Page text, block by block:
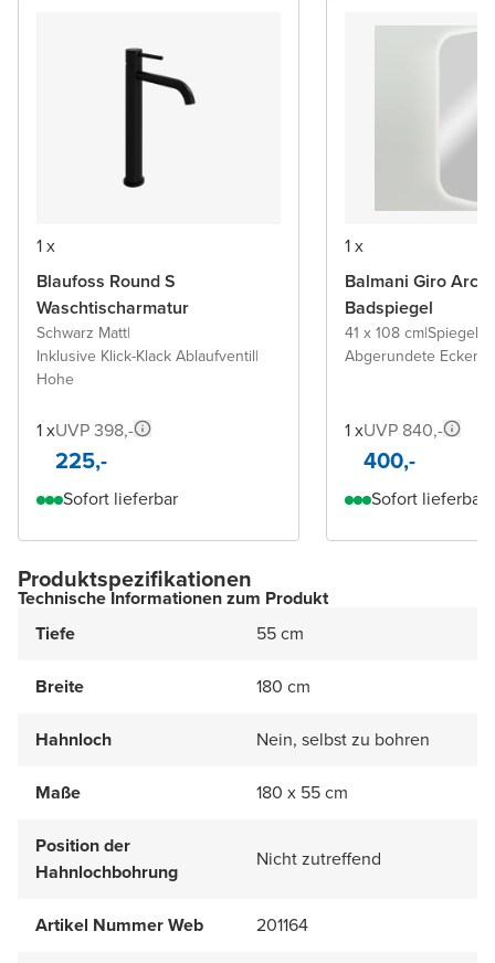
1 x
Blaufoss Round S
Waschtischarmatur
Schwarz Matt|
Inklusive Klick-Klack Ablaufventil|
Hohe
1 xUVP 398,-
225,-
Sofort lieferbar
1 x
Balmani Giro
Badspiegel
41 x 108 cm|Spiegel
Abgerundete Ecken
1 xUVP 840,-
400,-
Sofort lieferbar
Produktspezifikationen
Technische Informationen zum Produkt
Tiefe
55 cm
Breite 180 cm
Hahnloch Nein, selbst zu bohren
Maße 180 x 55 cm
Position der
Hahnlochbohrung
Nicht zutreffend
Artikel Nummer Web 201164